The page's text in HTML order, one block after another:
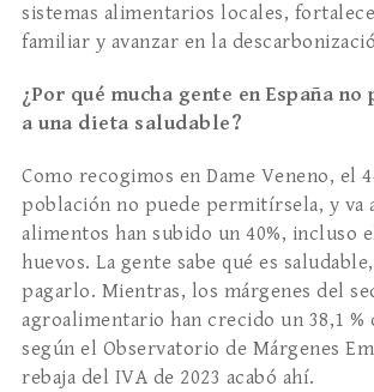
sistemas alimentarios locales,
familiar y avanzar en la
¿Por qué mucha gente en España no
a una dieta saludable?
Como recogimos en Dame Veneno, el
población no puede permitírsela, y va
alimentos han subido un 40%, incluso
huevos. La gente sabe qué es
pagarlo. Mientras, los márgenes del
agroalimentario han crecido un 38,1 %
según el Observatorio de Márgenes
rebaja del IVA de 2023 acabó ahí.